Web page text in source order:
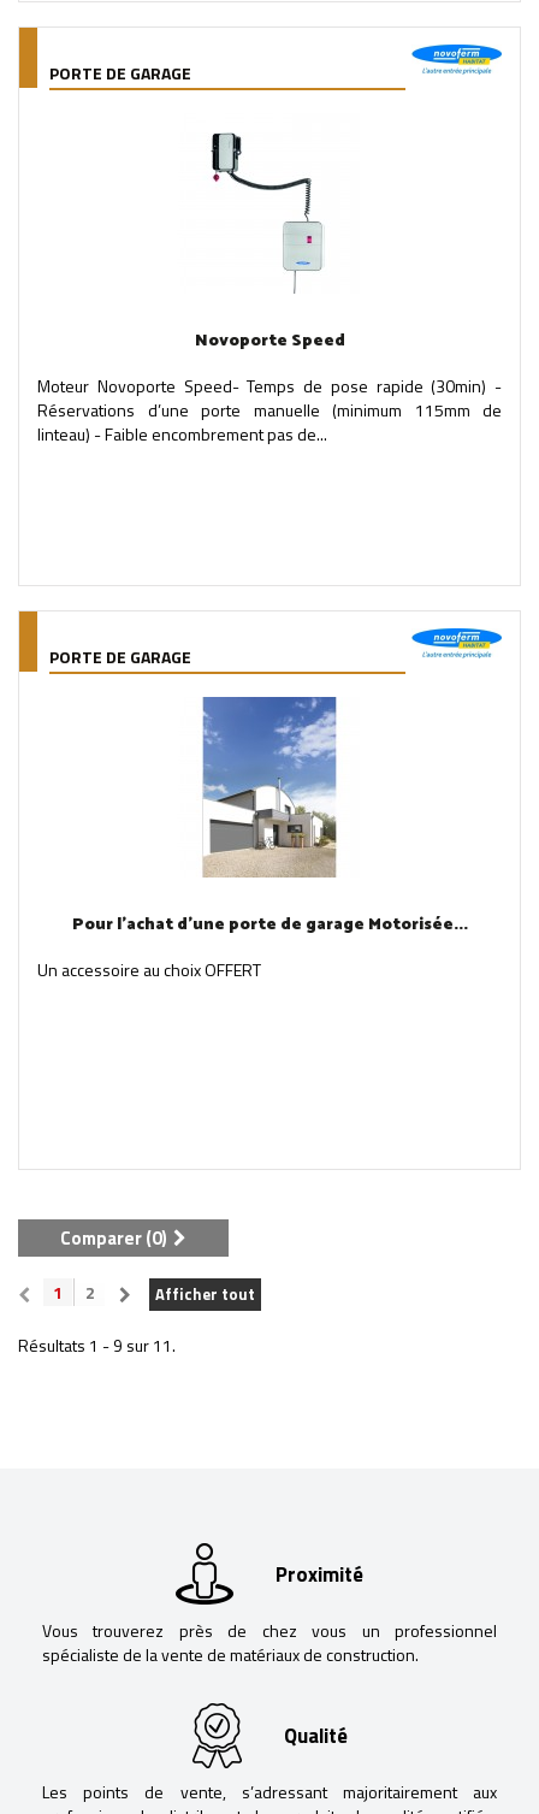
PORTE DE GARAGE
Novoporte Speed
Moteur Novoporte Speed- Temps de pose rapide (30min) -
Réservations d’une porte manuelle (minimum 115mm de
linteau) - Faible encombrement pas de...
PORTE DE GARAGE
Pour l'achat d'une porte de garage Motorisée...
Un accessoire au choix OFFERT
Comparer (0)
Afficher tout
1 2
Résultats 1 - 9 sur 11.
Proximité
Vous trouverez près de chez vous un professionnel
spécialiste de la vente de matériaux de construction.
Qualité
Les points de vente, s’adressant majoritairement aux